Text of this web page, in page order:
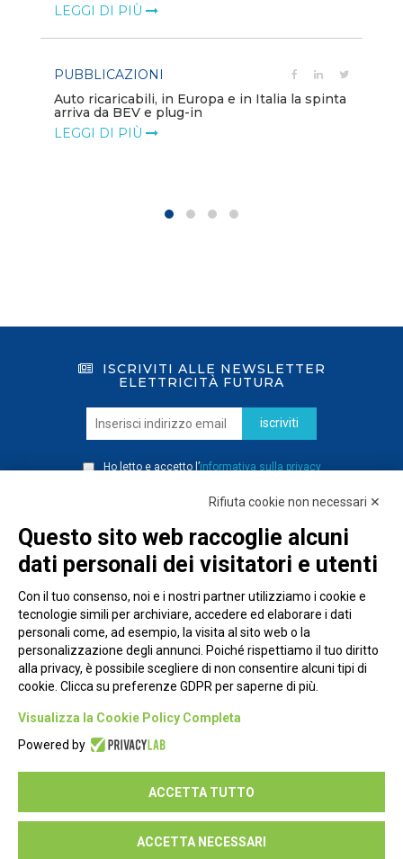
LEGGI DI PIÙ
PUBBLICAZIONI
Auto ricaricabili, in Europa e in Italia la spinta
arriva da BEV e plug-in
LEGGI DI PIÙ
ISCRIVITI ALLE NEWSLETTER
ELETTRICITÀ FUTURA
iscriviti
Ho letto e accetto l’informativa sulla privacy
Piazza Alessandria, 24 - 00198 Roma
Privacy Policy
Seguici su:
Rifiuta cookie non necessari ✕
Questo sito web raccoglie alcuni
dati personali dei visitatori e utenti
Con il tuo consenso, noi e i nostri partner utilizziamo i cookie e
tecnologie simili per archiviare, accedere ed elaborare i dati
personali come, ad esempio, la visita al sito web o la
personalizzazione degli annunci. Poiché rispettiamo il tuo diritto
alla privacy, è possibile scegliere di non consentire alcuni tipi di
cookie. Clicca su preferenze GDPR per saperne di più.
Visualizza la Cookie Policy Completa
Powered by
ACCETTA TUTTO
ACCETTA NECESSARI